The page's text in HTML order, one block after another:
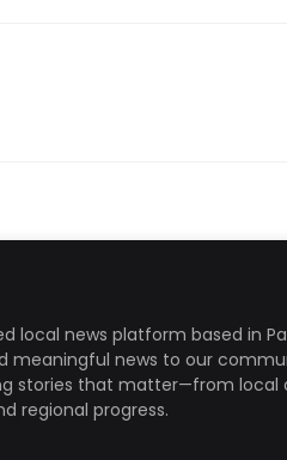
local news platform based in
meaningful news to our
stories that matter—from local
regional progress.